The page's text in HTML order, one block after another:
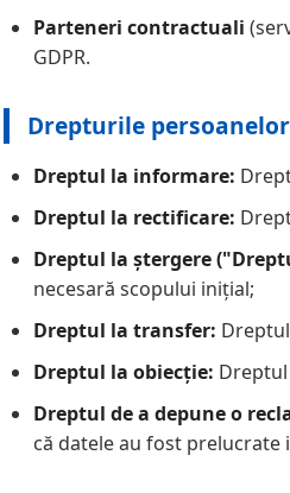
Parteneri contractuali
GDPR.
Drepturile
Dreptul la informare:
Dreptul la rectificare:
Dreptul la ștergere
necesară scopului inițial;
Dreptul la transfer:
Dreptul la obiecție:
Dreptul de a depune o
că datele au fost prelucrate